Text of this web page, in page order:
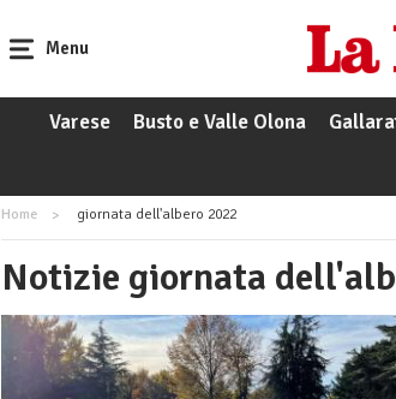
Menu
Varese Busto e Valle Olona
Home giornata dell'albero 2022
Notizie giornata